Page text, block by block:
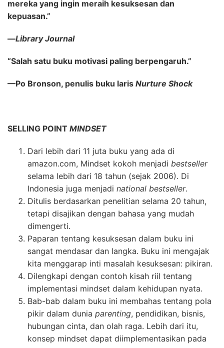
mereka yang ingin meraih kesuksesan dan
kepuasan.”
—Library Journal
“Salah satu buku motivasi paling berpengaruh.”
—Po Bronson, penulis buku laris Nurture Shock
SELLING POINT MINDSET
Dari lebih dari 11 juta buku yang ada di
amazon.com, Mindset kokoh menjadi bestseller
selama lebih dari 18 tahun (sejak 2006). Di
Indonesia juga menjadi national bestseller.
Ditulis berdasarkan penelitian selama 20 tahun,
tetapi disajikan dengan bahasa yang mudah
dimengerti.
Paparan tentang kesuksesan dalam buku ini
sangat mendasar dan langka. Buku ini mengajak
kita menggarap inti masalah kesuksesan: pikiran.
Dilengkapi dengan contoh kisah riil tentang
implementasi mindset dalam kehidupan nyata.
Bab-bab dalam buku ini membahas tentang pola
pikir dalam dunia parenting, pendidikan, bisnis,
hubungan cinta, dan olah raga. Lebih dari itu,
konsep mindset dapat diimplementasikan pada